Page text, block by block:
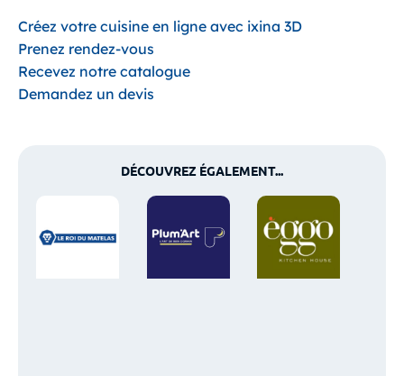
Créez votre cuisine en ligne avec ixina 3D
Prenez rendez-vous
Recevez notre catalogue
Demandez un devis
DÉCOUVREZ ÉGALEMENT...